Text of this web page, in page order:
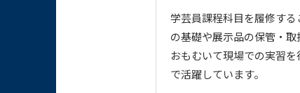
学芸員課程科目を履修す
の基礎や展示品の保管・
おもむいて現場での実習
で活躍しています。